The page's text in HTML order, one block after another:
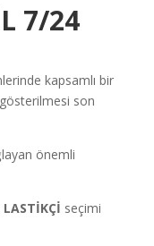
7/24
kapsamlı bir
son
önemli
LASTİKÇİ seçimi